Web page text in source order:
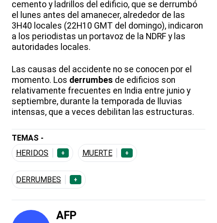
cemento y ladrillos del edificio, que se derrumbó
el lunes antes del amanecer, alrededor de las
3H40 locales (22H10 GMT del domingo), indicaron
a los periodistas un portavoz de la NDRF y las
autoridades locales.
Las causas del accidente no se conocen por el
momento. Los derrumbes de edificios son
relativamente frecuentes en India entre junio y
septiembre, durante la temporada de lluvias
intensas, que a veces debilitan las estructuras.
TEMAS -
HERIDOS
+ MUERTE +
DERRUMBES +
AFP